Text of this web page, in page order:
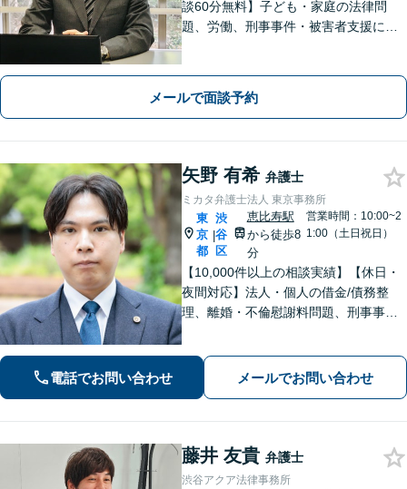
談60分無料】子ども・家庭の法律問
題、労働、刑事事件・被害者支援に注
イン相談可】＊事前メール・予約をお
メールで面談予約
矢野 有希 弁護士
ミカタ弁護士法人 東京事務所
東
京
都
|
渋
谷
区
恵比寿駅
から徒歩8
分
営業時間：10:00~2
1:00（土日祝日）
【10,000件以上の相談実績】【休日・
夜間対応】法人・個人の借金/債務整
理、離婚・不倫慰謝料問題、刑事事
応いたします。
電話でお問い合わせ メールでお問い合わせ
藤井 友貴 弁護士
渋谷アクア法律事務所